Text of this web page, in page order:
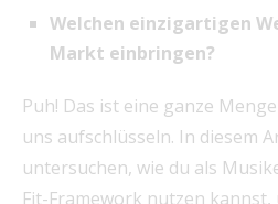
Welchen einzigartigen
Markt einbringen?
Puh! Das ist eine ganze
uns aufschlüsseln. In diesem
untersuchen, wie du als
Fit-Framework nutzen